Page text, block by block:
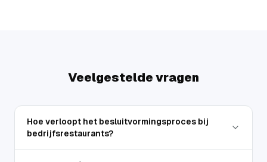
Veelgestelde vragen
Hoe verloopt het besluitvormingsproces bij
bedrijfsrestaurants?